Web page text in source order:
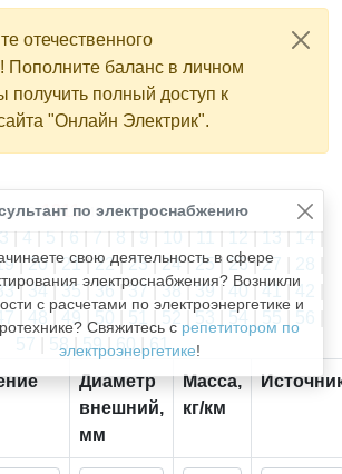
отечественного
Пополните баланс в личном
получить полный доступ к
"Онлайн Электрик".
по электроснабжению
свою деятельность в сфере
электроснабжения? Возникли
с расчетами по электроэнергетике и
Свяжитесь с репетитором по
электроэнергетике!
1811из1811записей.
3 | 4 | 5 | 6 | 7 | 8 | 9 | 10 | 11 | 12 | 13 | 14 |
|20|21|22|23|24|25 |26|27
|34|35 |36|37|38|39| 40|41|42
| 49 |50 |53 54
58|59|60|61
Диаметр
внешний,
мм
Масса,
кг/км